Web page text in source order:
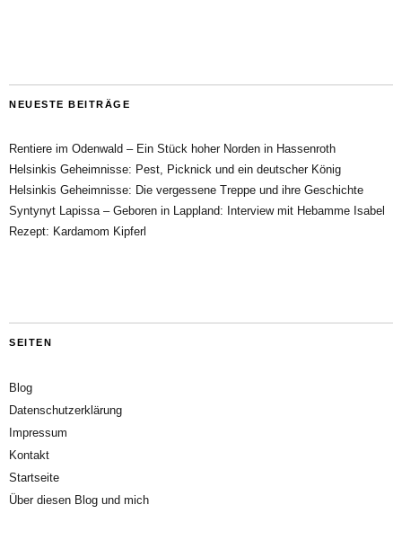
NEUESTE BEITRÄGE
Rentiere im Odenwald – Ein Stück hoher Norden in Hassenroth
Helsinkis Geheimnisse: Pest, Picknick und ein deutscher König
Helsinkis Geheimnisse: Die vergessene Treppe und ihre Geschichte
Syntynyt Lapissa – Geboren in Lappland: Interview mit Hebamme Isabel
Rezept: Kardamom Kipferl
SEITEN
Blog
Datenschutzerklärung
Impressum
Kontakt
Startseite
Über diesen Blog und mich